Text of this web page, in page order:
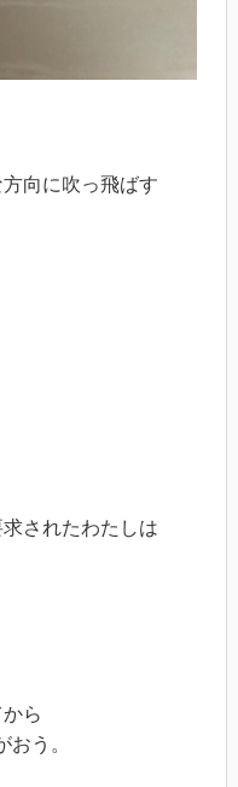
向に吹っ飛ばす
されたわたしは
ら
う。